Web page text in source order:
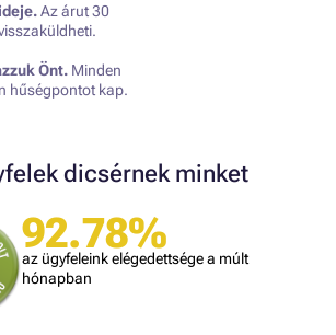
Az árut 30
Önt. Minden
hűségpontot kap.
dicsérnek minket
92.78%
az ügyfeleink elégedettsége a múlt
hónapban